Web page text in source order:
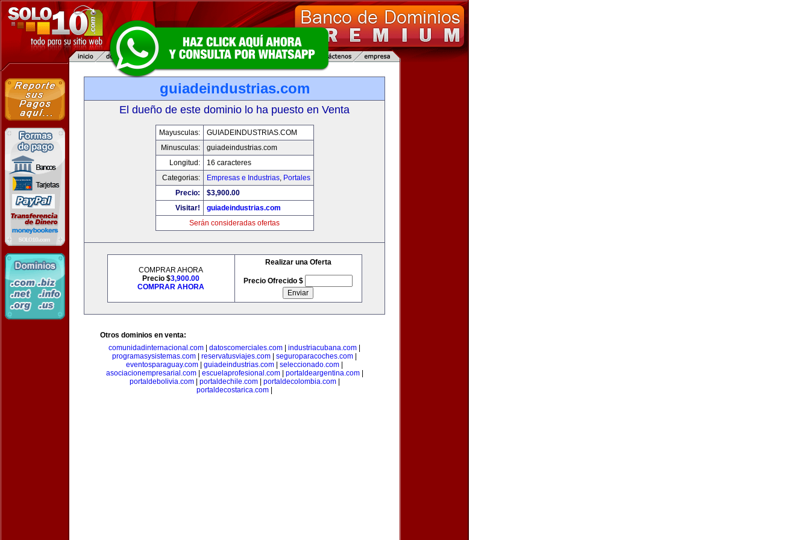
guiadeindustrias.com
El dueño de este dominio lo ha puesto en Venta
Mayusculas:
GUIADEINDUSTRIAS.COM
Minusculas:
guiadeindustrias.com
Longitud:
16 caracteres
Categorias:
Empresas e Industrias, Portales
Precio:
$3,900.00
Visitar!
guiadeindustrias.com
Serán consideradas ofertas
COMPRAR AHORA
Precio $3,900.00
COMPRAR AHORA
Realizar una Oferta
Precio Ofrecido $
Otros dominios en venta:
comunidadinternacional.com
datoscomerciales.com industriacubana.com
programasysistemas.com
reservatusviajes.com seguroparacoches.com
eventosparaguay.com
guiadeindustrias.com seleccionado.com
asociacionempresarial.com| escuelaprofesional.com| portaldeargentina.com|
portaldebolivia.com| portaldechile.com| portaldecolombia.com|
portaldecostarica.com